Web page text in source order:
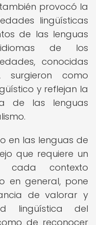
provocó la
lingüísticas
de las lenguas
de los
conocidas
como
y reflejan la
de las lenguas
en las lenguas de
que requiere un
cada contexto
en general, pone
de valorar y
lingüística del
de reconocer